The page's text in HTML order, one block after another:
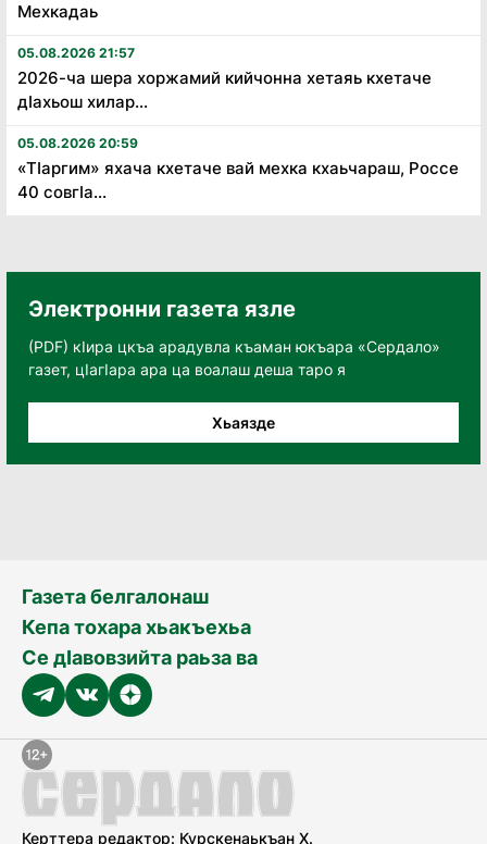
Мехкадаь
05.08.2026 21:57
2026-ча шера хоржамий кийчонна хетаяь кхетаче
дӏахьош хилар...
05.08.2026 20:59
«Тӏаргим» яхача кхетаче вай мехка кхаьчараш, Россе
40 совгӏа...
Электронни газета язле
(PDF) кӀира цкъа арадувла къаман юкъара «Сердало»
газет, цӀагӀара ара ца воалаш деша таро я
Хьаязде
Газета белгалонаш
Кепа тохара хьакъехьа
Се дӀавовзийта раьза ва
Керттера редактор: Курскенаькъан Х.